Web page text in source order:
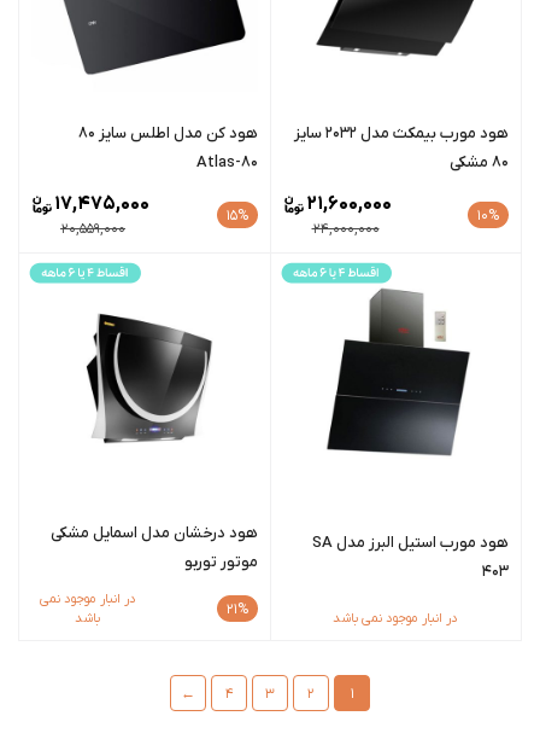
هود مورب بیمکث مدل 2032 سایز
80 مشکی
10%
24,000,000
21,600,000
هود کن مدل اطلس سایز 80
Atlas-80
15%
20,559,000
17,475,000
هود مورب استیل البرز مدل SA
403
در انبار موجود نمی باشد
هود درخشان مدل اسمایل مشکی
موتور توربو
21%
در انبار موجود نمی
باشد
1
2
3
4
←